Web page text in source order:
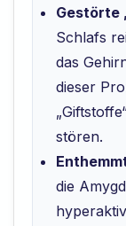
Gestörte
Schlafs
das
dieser
stören.
die